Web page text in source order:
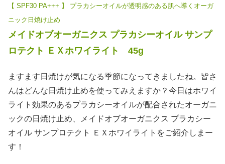
【 SPF30 PA+++ 】 プラカシーオイルが透明感のある肌へ導くオーガ
ニック日焼け止め
メイドオブオーガニクス プラカシーオイル サンプ
ロテクト ＥＸホワイライト 45g
ますます日焼けが気になる季節になってきましたね。皆さ
んはどんな日焼け止めを使ってみえますか？今日はホワイ
ライト効果のあるプラカシーオイルが配合されたオーガニ
ックの日焼け止め、メイドオブオーガニクス プラカシー
オイル サンプロテクト ＥＸホワイライトをご紹介しまー
す！